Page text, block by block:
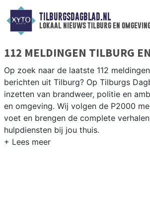
TILBURGSDAGBLAD.NL
lokaal nieuws tilburg en
112 MELDINGEN TILBURG
Op zoek naar de laatste 112
berichten uit Tilburg? Op Tilburgs
inzetten van brandweer, politie en
en omgeving. Wij volgen de P2000
voet en brengen de complete
hulpdiensten bij jou thuis.